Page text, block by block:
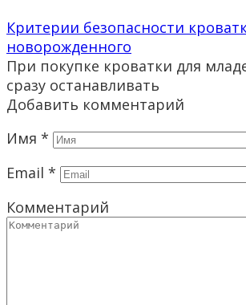
Критерии безопасности
новорожденного
При покупке кроватки для
сразу останавливать
Добавить комментарий
Имя *
Email *
Комментарий